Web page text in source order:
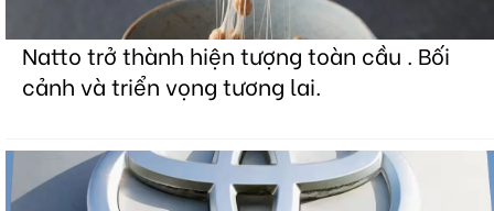
Natto trở thành hiện tượng toàn cầu . Bối
cảnh và triển vọng tương lai.